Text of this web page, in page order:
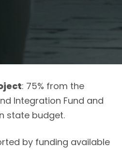
: 75% from the
Integration Fund and
state budget.
by funding available